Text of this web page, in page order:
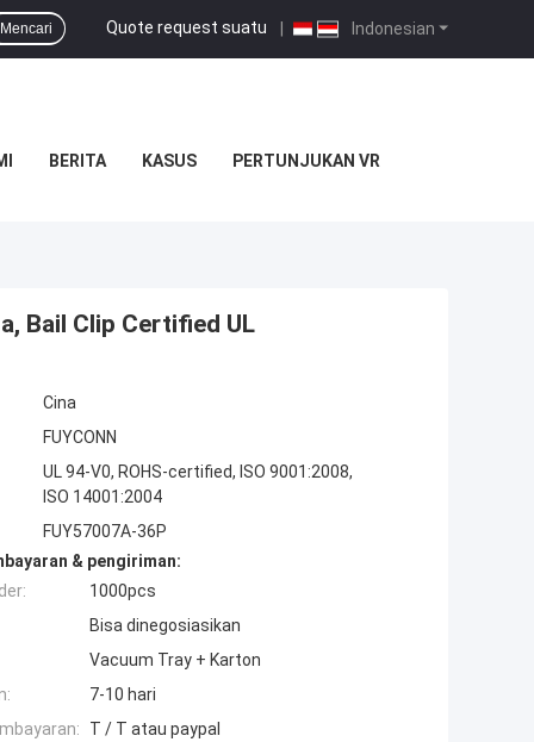
Indonesian
Quote request suatu |
Mencari
BERITA KASUS PERTUNJUKAN VR
Bail Clip Certified UL
Cina
FUYCONN
UL 94-V0, ROHS-certified, ISO 9001:2008,
ISO 14001:2004
FUY57007A-36P
& pengiriman:
1000pcs
Bisa dinegosiasikan
Vacuum Tray + Karton
7-10 hari
T / T atau paypal